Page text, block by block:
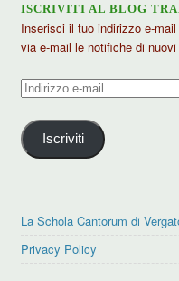
ISCRIVITI AL BLOG
Inserisci il tuo indirizzo e-
via e-mail le notifiche di
Indirizzo
mail
Iscriviti
La Schola Cantorum di
Privacy Policy